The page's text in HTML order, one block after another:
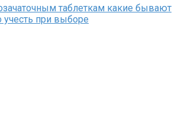
таблеткам какие бывают
учесть при выборе